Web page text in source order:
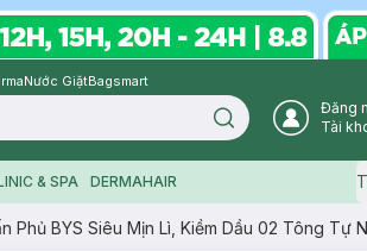
Nước GiặtBagsmart
Search icon
Đăng
Tài
& SPA DERMAHAIR
Phủ BYS Siêu Mịn Lì, Kiềm Dầu 02 Tông Tự